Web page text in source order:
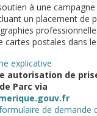
à une
un placement de
postales dans
explicative
autorisation de
Parc via
de demande